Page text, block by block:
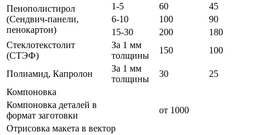
Пенополистирол
(Сендвич-панели,
пенокартон)
1-5 60
45
6-10
100
90
15-30
200
180
Стеклотекстолит
(СТЭФ)
За 1 мм
толщины
150 100
Полиамид, Капролон
За 1 мм
толщины
30
25
Компоновка
Компоновка деталей в
формат заготовки
от 1000
Отрисовка макета в вектор